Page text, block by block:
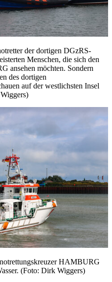
der dortigen DGzRS-
Menschen, die sich den
ansehen möchten. Sondern
des dortigen
auf der westlichsten Insel
HAMBURG
(Foto: Dirk Wiggers)